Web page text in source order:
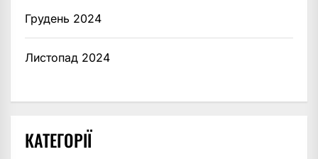
Грудень 2024
Листопад 2024
КАТЕГОРІЇ